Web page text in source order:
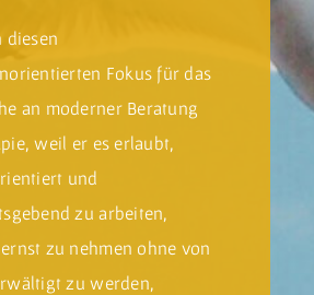
diesen
Fokus für das
an moderner Beratung
weil er es erlaubt,
und
zu arbeiten,
zu nehmen ohne von
zu werden,